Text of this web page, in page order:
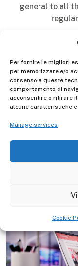
Per fornire le migliori
per memorizzare e/o
consenso a queste
comportamento di
acconsentire o ritirare
alcune caratteristiche e
Manage services
Cookie
general to all
For